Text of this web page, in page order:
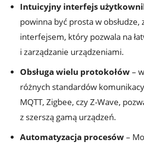
Intuicyjny interfejs
powinna być prosta w obsłudze,
interfejsem, który pozwala na
i zarządzanie urządzeniami.
Obsługa wielu protokołów–
różnych standardów
MQTT, Zigbee, czy Z-Wave,
z szerszą gamą urządzeń.
Automatyzacja procesów–